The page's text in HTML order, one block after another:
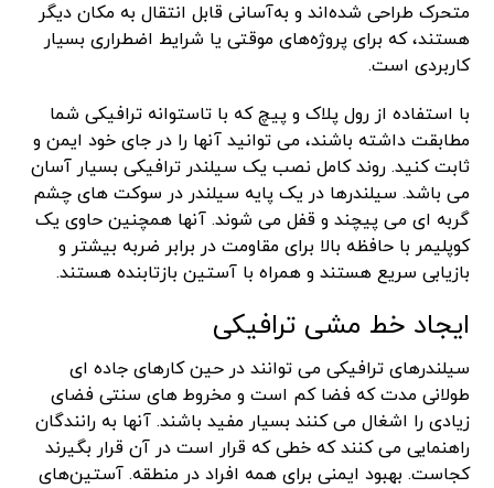
متحرک طراحی شده‌اند و به‌آسانی قابل انتقال به مکان دیگر
هستند، که برای پروژه‌های موقتی یا شرایط اضطراری بسیار
کاربردی است.
با استفاده از رول پلاک و پیچ که با تاستوانه ترافیکی شما
مطابقت داشته باشند، می توانید آنها را در جای خود ایمن و
ثابت کنید. روند کامل نصب یک سیلندر ترافیکی بسیار آسان
می باشد. سیلندرها در یک پایه سیلندر در سوکت های چشم
گربه ای می پیچند و قفل می شوند. آنها همچنین حاوی یک
کوپلیمر با حافظه بالا برای مقاومت در برابر ضربه بیشتر و
بازیابی سریع هستند و همراه با آستین بازتابنده هستند.
ایجاد خط مشی ترافیکی
سیلندرهای ترافیکی می توانند در حین کارهای جاده ای
طولانی مدت که فضا کم است و مخروط های سنتی فضای
زیادی را اشغال می کنند بسیار مفید باشند. آنها به رانندگان
راهنمایی می کنند که خطی که قرار است در آن قرار بگیرند
کجاست. بهبود ایمنی برای همه افراد در منطقه. آستین‌های